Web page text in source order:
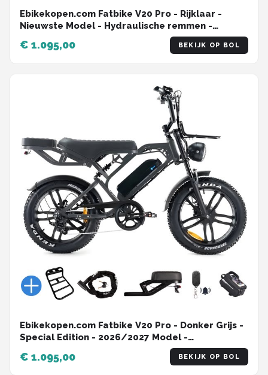
Ebikekopen.com Fatbike V20 Pro - Rijklaar -
Nieuwste Model - Hydraulische remmen -
2026/2027 Model - Incl. Slot - NFC-chip -
Telefoonhouder - Alarmsysteem - Voorrekje -
Voetensteuntje - Met Accessoires - Ebike -
Elektrische Fiets - QMwheel
€ 1.095,00 BEKIJK OP BOL
Ebikekopen.com Fatbike V20 Pro - Donker Grijs -
Special Edition - 2026/2027 Model -
Hydraulische remmen - Incl. Slot -
Telefoonhouder - Alarmsysteem - Voorrekje -
€ 1.095,00 BEKIJK OP BOL